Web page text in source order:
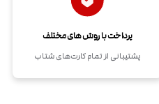
پرداخت با روش های مختلف
پشتیبانی از تمام کارت‌های شتاب